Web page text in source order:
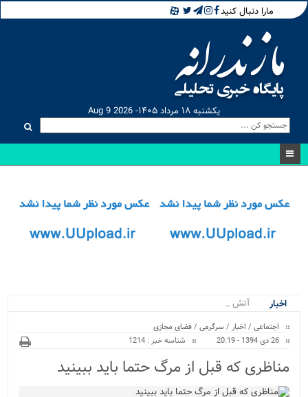
مارا دنبال کنید
یکشنبه ۱۸ مرداد ۱۴۰۵- Aug 9 2026
اخبار
آتش‌ سوزی‌ _
اجتماعی / اخبار / سرگرمی /فضای مجازی
26 دی 1394 - 20:19
شناسه خبر : 1214
مناظری که قبل از مرگ حتما باید ببینید